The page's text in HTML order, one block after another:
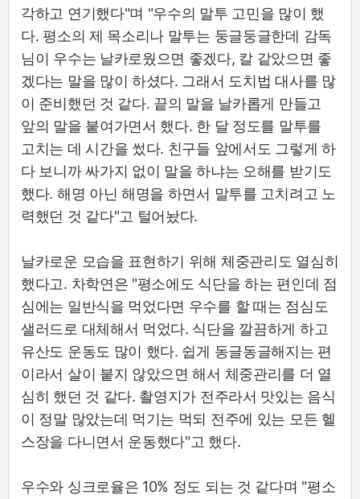
각하고 연기했다"며 "우수의 말투 고민을 많이 했
다. 평소의 제 목소리나 말투는 둥글둥글한데 감독
님이 우수는 날카로웠으면 좋겠다, 칼 같았으면 좋
겠다는 말을 많이 하셨다. 그래서 도치법 대사를 많
이 준비했던 것 같다. 끝의 말을 날카롭게 만들고
앞의 말을 붙여가면서 했다. 한 달 정도를 말투를
고치는 데 시간을 썼다. 친구들 앞에서도 그렇게 하
다 보니까 싸가지 없이 말을 하냐는 오해를 받기도
했다. 해명 아닌 해명을 하면서 말투를 고치려고 노
력했던 것 같다"고 털어놨다.
날카로운 모습을 표현하기 위해 체중관리도 열심히
했다고. 차학연은 "평소에도 식단을 하는 편인데 점
심에는 일반식을 먹었다면 우수를 할 때는 점심도
샐러드로 대체해서 먹었다. 식단을 깔끔하게 하고
유산도 운동도 많이 했다. 쉽게 동글동글해지는 편
이라서 살이 붙지 않았으면 해서 체중관리를 더 열
심히 했던 것 같다. 촬영지가 전주라서 맛있는 음식
이 정말 많았는데 먹기는 먹되 전주에 있는 모든 헬
스장을 다니면서 운동했다"고 했다.
우수와 싱크로율은 10% 정도 되는 것 같다며 "평소